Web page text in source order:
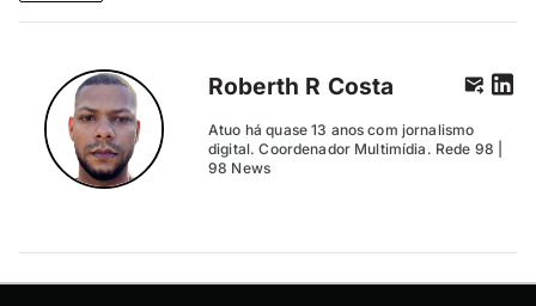
Roberth R Costa
Atuo há quase 13 anos com jornalismo
digital. Coordenador Multimídia. Rede 98 |
98 News